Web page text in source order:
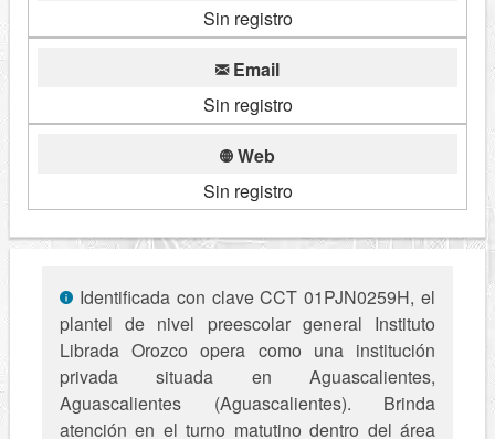
Sin registro
Email
Sin registro
Web
Sin registro
Identificada con clave CCT 01PJN0259H, el
plantel de nivel preescolar general Instituto
Librada Orozco opera como una institución
privada situada en Aguascalientes,
Aguascalientes (Aguascalientes). Brinda
atención en el turno matutino dentro del área